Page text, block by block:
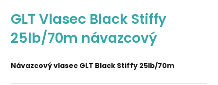
GLT Vlasec Black Stiffy
25lb/70m návazcový
Návazcový vlasec GLT Black Stiffy 25lb/70m